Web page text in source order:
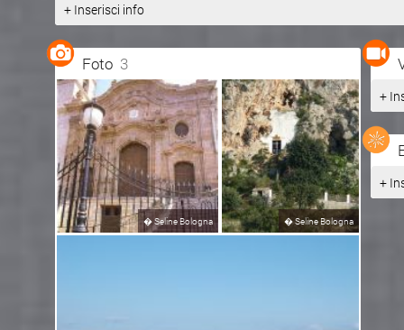
+ Inserisci info
Foto 3
�Seline Bologna �Seline Bologna
+
+